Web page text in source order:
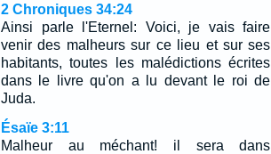
2 Chroniques 34:24
Ainsi parle l'Eternel: Voici, je vais faire
venir des malheurs sur ce lieu et sur ses
habitants, toutes les malédictions écrites
dans le livre qu'on a lu devant le roi de
Juda.
Ésaïe 3:11
Malheur au méchant! il sera dans